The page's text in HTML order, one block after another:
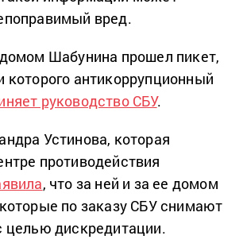
вред.
Шабунина прошел пикет,
которого антикоррупционный
руководство СБУ.
Устинова, которая
противодействия
, что за ней и за ее домом
по заказу СБУ снимают
целью дискредитации.